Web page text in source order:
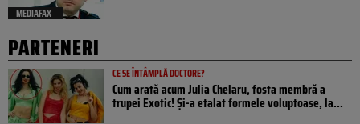
MEDIAFAX
PARTENERI
CE SE ÎNTÂMPLĂ DOCTORE?
Cum arată acum Julia Chelaru, fosta membră a
trupei Exotic! Și-a etalat formele voluptoase, la...